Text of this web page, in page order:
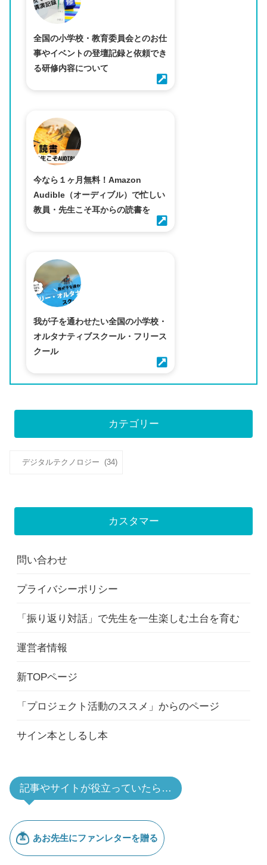
全国の小学校・教育委員会とのお仕
事やイベントの登壇記録と依頼でき
る研修内容について
今なら１ヶ月無料！Amazon
Audible（オーディブル）で忙しい
教員・先生こそ耳からの読書を
我が子を通わせたい全国の小学校・
オルタナティブスクール・フリース
クール
カテゴリー
リ
カスタマー
問い合わせ
プライバシーポリシー
「振り返り対話」で先生を一生楽しむ土台を育む
運営者情報
新TOPページ
「プロジェクト活動のススメ」からのページ
サイン本としるし本
記事やサイトが役立っていたら…